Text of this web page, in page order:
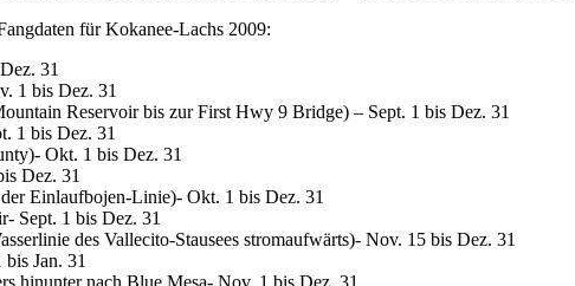
für Kokanee-Lachs 2009:
31
1 bis Dez. 31
Reservoir bis zur First Hwy 9 Bridge) – Sept. 1 bis Dez. 31
1 bis Dez. 31
Okt. 1 bis Dez. 31
Dez. 31
Einlaufbojen-Linie)- Okt. 1 bis Dez. 31
Sept. 1 bis Dez. 31
des Vallecito-Stausees stromaufwärts)- Nov. 15 bis Dez. 31
Jan. 31
hinunter nach Blue Mesa- Nov. 1 bis Dez. 31